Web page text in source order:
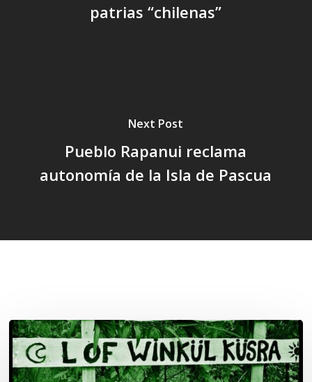
patrias “chilenas”
Next Post
Pueblo Rapanui reclama
autonomía de la Isla de Pascua
Lof
Winkül
Küsra